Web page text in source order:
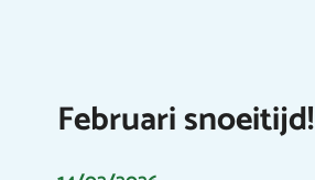
Februari snoeitijd!